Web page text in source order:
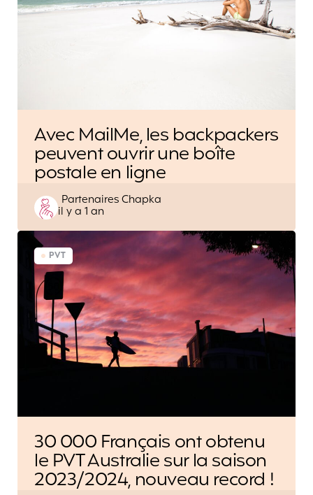
Avec MailMe, les backpackers
peuvent ouvrir une boîte
postale en ligne
Posted
by
Partenaires Chapka
il y a 1 an
PVT
30 000 Français ont obtenu
le PVT Australie sur la saison
2023/2024, nouveau record !